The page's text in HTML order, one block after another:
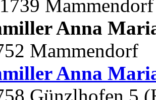
Anna
Mammendorf
Anna